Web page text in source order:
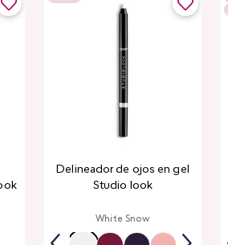
Delineador de ojos en gel
Studio look
White Snow